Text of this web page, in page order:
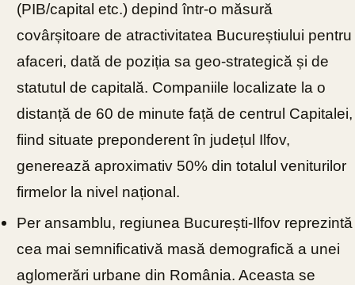
(PIB/capital etc.) depind într-o măsură
covârșitoare de atractivitatea Bucureștiului pentru
afaceri, dată de poziția sa geo-strategică și de
statutul de capitală. Companiile localizate la o
distanță de 60 de minute față de centrul Capitalei,
fiind situate preponderent în județul Ilfov,
generează aproximativ 50% din totalul veniturilor
firmelor la nivel național.
Per ansamblu, regiunea București-Ilfov reprezintă
cea mai semnificativă masă demografică a unei
aglomerări urbane din România. Aceasta se